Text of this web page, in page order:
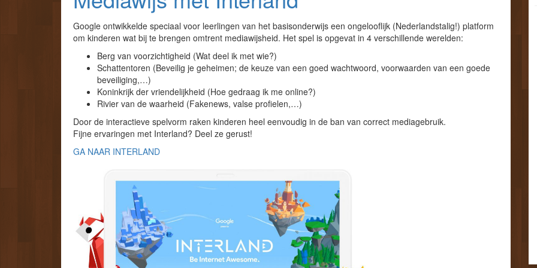
Google ontwikkelde speciaal voor leerlingen van het basisonderwijs een ongelooflijk (Nederlandstalig!) platform
om kinderen wat bij te brengen omtrent mediawijsheid. Het spel is opgevat in 4 verschillende werelden:
Berg van voorzichtigheid (Wat deel ik met wie?)
Schattentoren (Beveilig je geheimen; de keuze van een goed wachtwoord, voorwaarden van een goede
beveiliging,…)
Koninkrijk der vriendelijkheid (Hoe gedraag ik me online?)
Rivier van de waarheid (Fakenews, valse profielen,…)
Door de interactieve spelvorm raken kinderen heel eenvoudig in de ban van correct mediagebruik.
Fijne ervaringen met Interland? Deel ze gerust!
GA NAAR INTERLAND